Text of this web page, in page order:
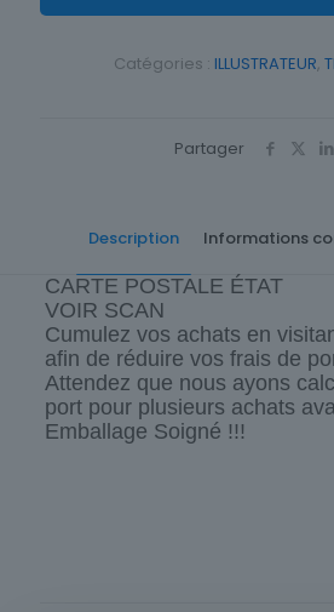
Catégories : ILLUSTRATEUR,
Partager
Description Informations
CARTE POSTALE ÉTAT
VOIR SCAN
Cumulez vos achats en
afin de réduire vos frais de
Attendez que nous ayons
port pour plusieurs achats
Emballage Soigné !!!